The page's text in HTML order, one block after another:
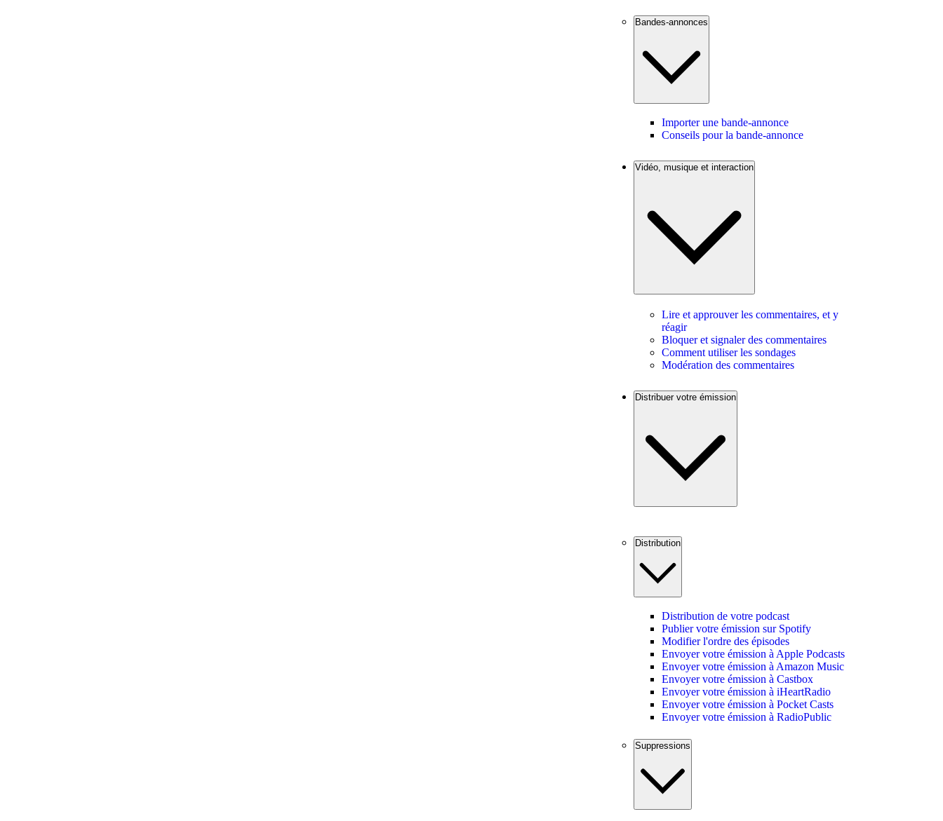
Bandes-annonces
Importer une bande-annonce
Conseils pour la bande-annonce
Vidéo, musique et interaction
Lire et approuver les commentaires, et y
réagir
Bloquer et signaler des commentaires
Comment utiliser les sondages
Modération des commentaires
Distribuer votre émission
Distribution
Distribution de votre podcast
Publier votre émission sur Spotify
Modifier l'ordre des épisodes
Envoyer votre émission à Apple Podcasts
Envoyer votre émission à Amazon Music
Envoyer votre émission à Castbox
Envoyer votre émission à iHeartRadio
Envoyer votre émission à Pocket Casts
Envoyer votre émission à RadioPublic
Suppressions